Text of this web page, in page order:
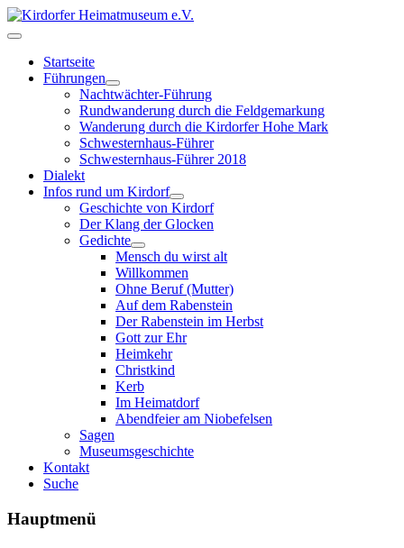
Startseite
Führungen
Nachtwächter-Führung
Rundwanderung durch die Feldgemarkung
Wanderung durch die Kirdorfer Hohe Mark
Schwesternhaus-Führer
Schwesternhaus-Führer 2018
Dialekt
Infos rund um Kirdorf
Geschichte von Kirdorf
Der Klang der Glocken
Gedichte
Mensch du wirst alt
Willkommen
Ohne Beruf (Mutter)
Auf dem Rabenstein
Der Rabenstein im Herbst
Gott zur Ehr
Heimkehr
Christkind
Kerb
Im Heimatdorf
Abendfeier am Niobefelsen
Sagen
Museumsgeschichte
Kontakt
Suche
Hauptmenü